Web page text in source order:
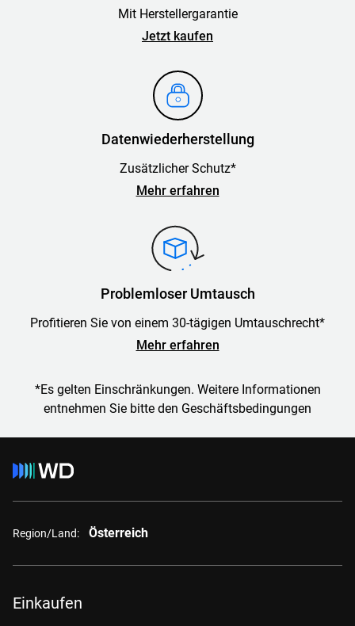
Mit Herstellergarantie
Jetzt kaufen
Datenwiederherstellung
Zusätzlicher Schutz*
Mehr erfahren
Problemloser Umtausch
Profitieren Sie von einem 30-tägigen Umtauschrecht*
Mehr erfahren
*Es gelten Einschränkungen. Weitere Informationen
entnehmen Sie bitte den Geschäftsbedingungen
Region/Land: Österreich
Einkaufen